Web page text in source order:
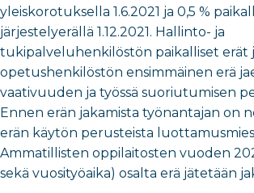
yleiskorotuksella 1.6.2021 ja 0,5 %
järjestelyerällä 1.12.2021. Hallinto- ja
tukipalveluhenkilöstön paikalliset erät
opetushenkilöstön ensimmäinen erä
vaativuuden ja työssä suoriutumisen
Ennen erän jakamista työnantajan on
erän käytön perusteista
Ammatillisten oppilaitosten vuoden
sekä vuosityöaika) osalta erä jätetään